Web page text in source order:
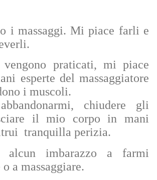
i massaggi. Mi piace farli e
vengono praticati, mi piace
esperte del massaggiatore
i muscoli.
chiudere gli
il mio corpoin mani
tranquilla perizia.
alcun imbarazzo a farmi
a massaggiare.